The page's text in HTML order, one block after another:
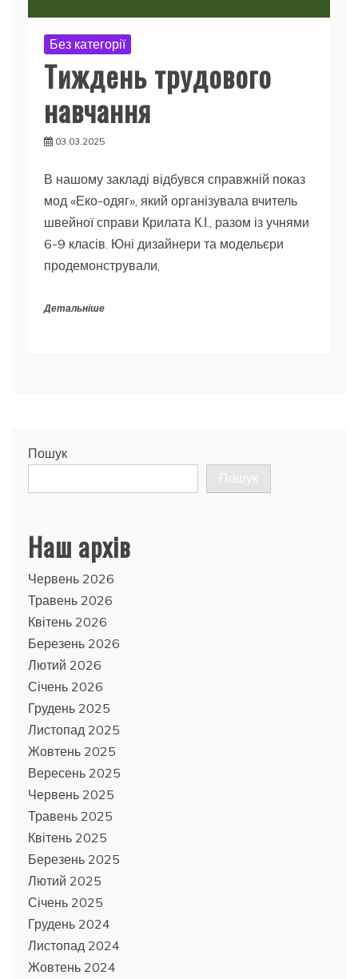
Без категорії
Тиждень трудового
навчання
03.03.2025
В нашому закладі відбувся справжній показ
мод «Еко-одяг», який організувала вчитель
швейної справи Крилата К.І., разом із учнями
6-9 класів. Юні дизайнери та модельєри
продемонстрували,
Детальніше
Пошук
Пошук
Наш архів
Червень 2026
Травень 2026
Квітень 2026
Березень 2026
Лютий 2026
Січень 2026
Грудень 2025
Листопад 2025
Жовтень 2025
Вересень 2025
Червень 2025
Травень 2025
Квітень 2025
Березень 2025
Лютий 2025
Січень 2025
Грудень 2024
Листопад 2024
Жовтень 2024